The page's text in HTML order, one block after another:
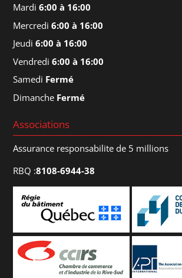
Mardi6:00 à 16:00
Mercredi6:00 à 16:00
Jeudi6:00 à 16:00
Vendredi6:00 à 16:00
Samedi Fermé
Dimanche Fermé
Associations
Assurance responsabilite de 5 millions
RBQ :8108-6944-38